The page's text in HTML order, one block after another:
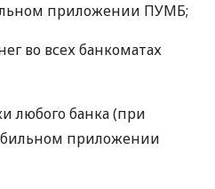
приложении ПУМБ;
во всех банкоматах
любого банка (при
приложении